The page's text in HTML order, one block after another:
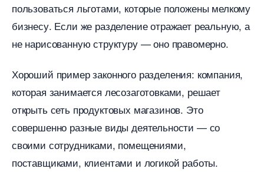
пользоваться льготами, которые положены мелкому
изнесу. Если же разделение отражает реальную, а
не нарисованную структуру — оно правомерно.
Хороший пример законного разделения: компания,
которая занимается лесозаготовками, решает
открыть сеть продуктовых магазинов. Это
совершенно разные виды деятельности — со
своими сотрудниками, помещениями,
поставщиками, клиентами и логикой работы.